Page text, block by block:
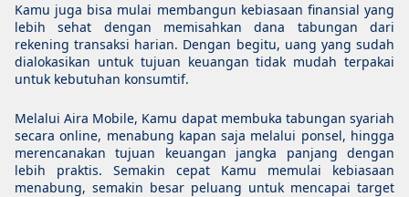
Kamu juga bisa mulai membangun kebiasaan finansial yang
lebih sehat dengan memisahkan dana tabungan dari
rekening transaksi harian. Dengan begitu, uang yang sudah
dialokasikan untuk tujuan keuangan tidak mudah terpakai
untuk kebutuhan konsumtif.
Melalui Aira Mobile, Kamu dapat membuka tabungan syariah
secara online, menabung kapan saja melalui ponsel, hingga
merencanakan tujuan keuangan jangka panjang dengan
lebih praktis. Semakin cepat Kamu memulai kebiasaan
menabung, semakin besar peluang untuk mencapai target